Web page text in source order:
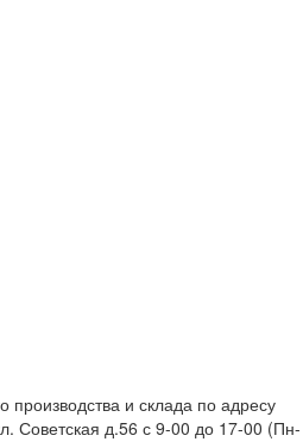
и склада по адресу
Советская д.56 с 9-00 до 17-00 (Пн-